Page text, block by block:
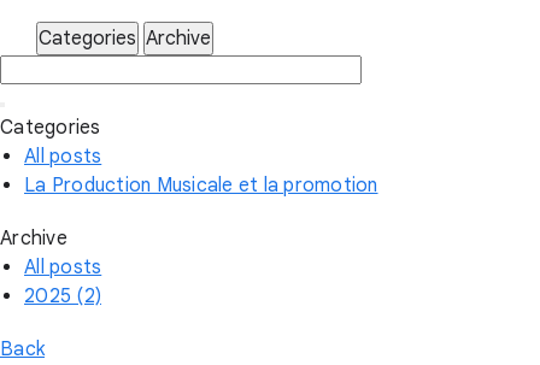
Categories Archive
Categories
All posts
La Production Musicale et la promotion
Archive
All posts
2025 (2)
Back